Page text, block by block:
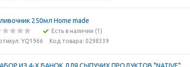
250мл Home made
Есть в наличии (1)
YQ1966
Код товара: 0298339